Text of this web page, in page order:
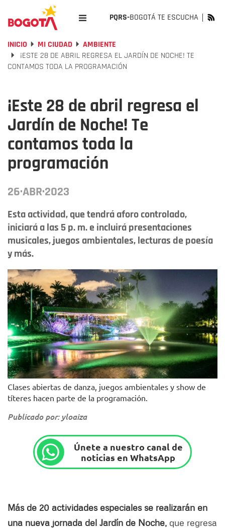
PQRS-BOGOTÁ TE ESCUCHA
INICIO MI CIUDAD
AMBIENTE
¡ESTE 28 DE ABRIL REGRESA EL JARDÍN DE NOCHE! TE
CONTAMOS TODA LA PROGRAMACIÓN
¡Este 28 de abril regresa el
Jardín de Noche! Te
contamos toda la
programación
26·ABR·2023
Esta actividad, que tendrá aforo controlado,
iniciará a las 5 p. m. e incluirá presentaciones
musicales, juegos ambientales, lecturas de poesía
y más.
Clases abiertas de danza, juegos ambientales y show de
títeres hacen parte de la programación.
Publicado por: yloaiza
Únete a nuestro canal de
noticias en WhatsApp
Más de 20 actividades especiales se realizarán en
una nueva jornada del Jardín de Noche, que regresa